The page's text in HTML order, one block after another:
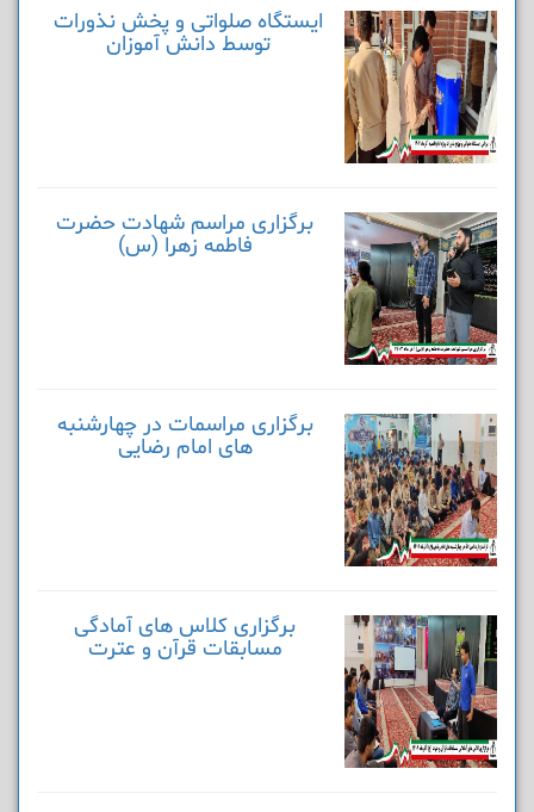
ایستگاه صلواتی و پخش نذورات
توسط دانش آموزان
برگزاری مراسم شهادت حضرت
فاطمه زهرا (س)
برگزاری مراسمات در چهارشنبه
های امام رضایی
برگزاری کلاس های آمادگی
مسابقات قرآن و عترت